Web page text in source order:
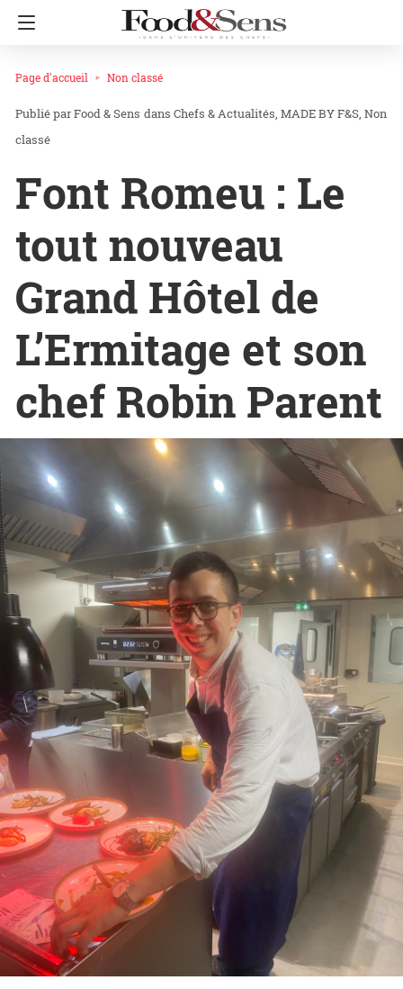
Page d'accueil Non classé
Food & Sens dans Chefs & Actualités MADE BY F&S Non
classé
Font Romeu : Le
tout nouveau
Grand Hôtel de
L’Ermitage et son
chef Robin Parent